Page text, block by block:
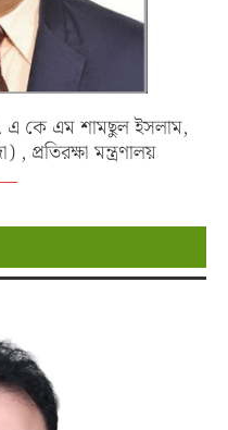
এ কে এম শামছুল ইসলাম,
, প্রতিরক্ষা মন্ত্রণালয়